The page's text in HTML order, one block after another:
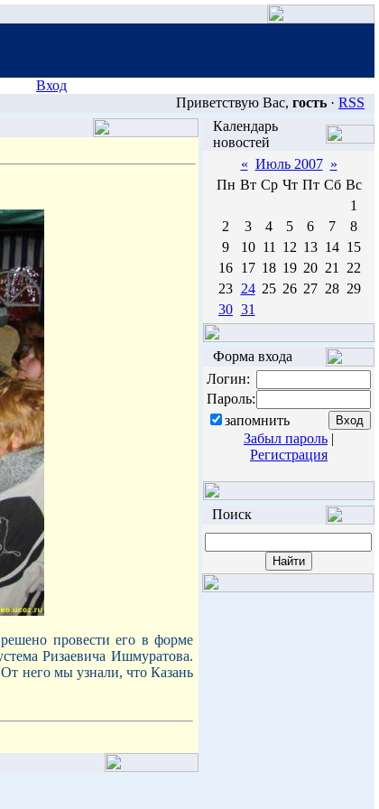
Вход
Приветствую Вас, гость · RSS
провести его в форме
Ризаевича Ишмуратова.
него мы узнали, что Казань
Календарь
новостей
« Июль 2007 »
Пн Вт Ср Чт Пт Сб Вс
1
2
3 4 5 6 7
8
9
10 11 12 13 14 15
16 17 18 19 20 21
22
23 24 25 26 27 28 29
30 31
Форма входа
Логин:
Пароль:
запомнить
Забыл пароль |
Регистрация
Поиск